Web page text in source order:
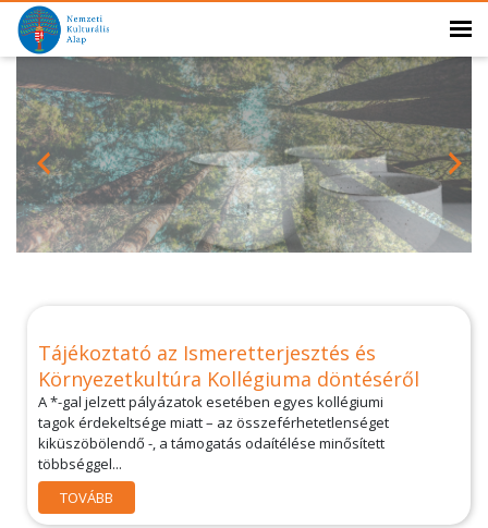
Tájékoztató az Ismeretterjesztés és
Környezetkultúra Kollégiuma döntéséről
A *-gal jelzett pályázatok esetében egyes kollégiumi
tagok érdekeltsége miatt – az összeférhetetlenséget
kiküszöbölendő -, a támogatás odaítélése minősített
többséggel...
TOVÁBB